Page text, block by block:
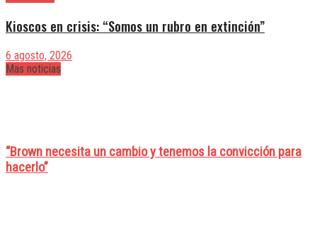
Kioscos en crisis: “Somos un rubro en extinción”
6 agosto, 2026
Mas noticias
“Brown necesita un cambio y tenemos la convicción para
hacerlo”